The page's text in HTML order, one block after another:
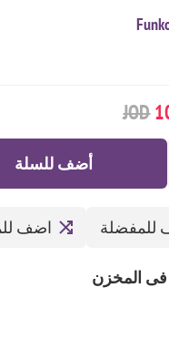
أضف للسلة
للمفضلة اضف
فى المخزن